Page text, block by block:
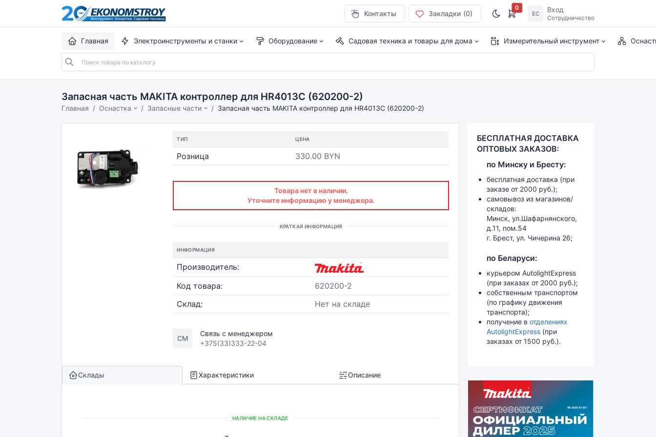
Контакты Закладки (0)
0
ЕС Вход
Сотрудничество
Главная Электроинструменты и станки Оборудование Садовая техника и товары для дома Измерительный инструмент
Запасная часть MAKITA контроллер для HR4013C (620200-2)
Главная Оснастка Запасные части Запасная часть MAKITA контроллер для HR4013C (620200-2)
ТИП ЦЕНА
Розница 330.00 BYN
Товара нет в наличии.
Уточните информацию у менеджера.
КРАТКАЯ ИНФОРМАЦИЯ
ИНФОРМАЦИЯ
Производитель:
Код товара:
620200-2
Склад:
Нет на складе
СМ
Связь с менеджером
+375(33)333-22-04
Склады Характеристики Описание
НАЛИЧИЕ НА СКЛАДЕ
БЕСПЛАТНАЯ ДОСТАВКА
ОПТОВЫХ ЗАКАЗОВ:
по Минску и Бресту:
бесплатная доставка (при
заказе от 2000 руб.);
самовывоз из магазинов/
складов:
Минск, ул.Шафарнянского,
д.11, пом.54
г. Брест, ул. Чичерина 26;
по Беларуси:
курьером AutolightExpress
(при заказах от 2000 руб.);
собственным транспортом
(по графику движения
транспорта);
получение в отделениях
AutolightExpress (при
заказах от 1500 руб.).